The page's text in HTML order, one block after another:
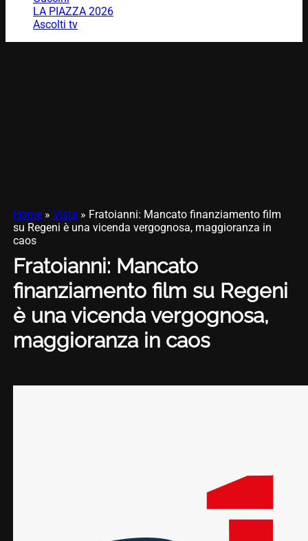
LA PIAZZA 2026
Ascolti tv
Home» Vista » Fratoianni: Mancato finanziamento film
su Regeni è una vicenda vergognosa, maggioranza in
caos
Fratoianni: Mancato
finanziamento film su Regeni
è una vicenda vergognosa,
maggioranza in caos